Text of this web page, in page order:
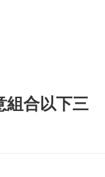
組合以下三